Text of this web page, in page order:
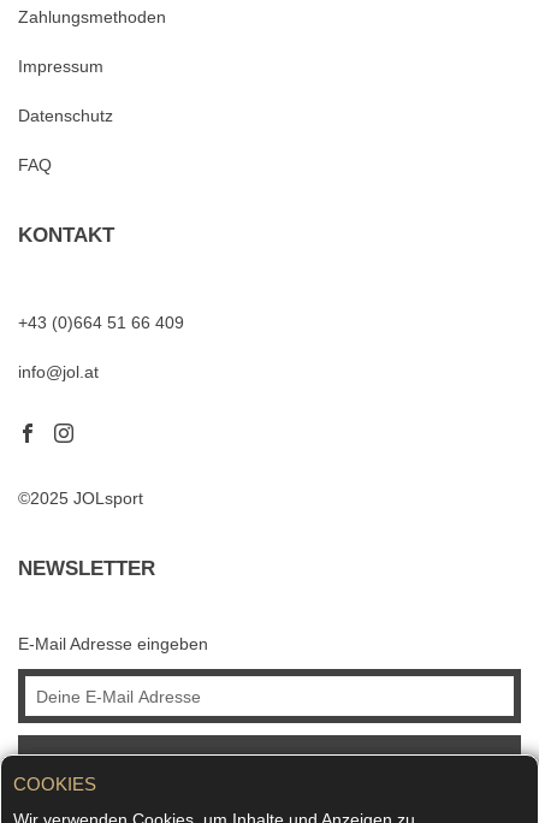
COOKIES
Zahlungsmethoden
Impressum
Datenschutz
FAQ
KONTAKT
+43 (0)664 51 66 409
info@jol.at
©2025 JOLsport
NEWSLETTER
E-Mail Adresse eingeben
ABONNIEREN